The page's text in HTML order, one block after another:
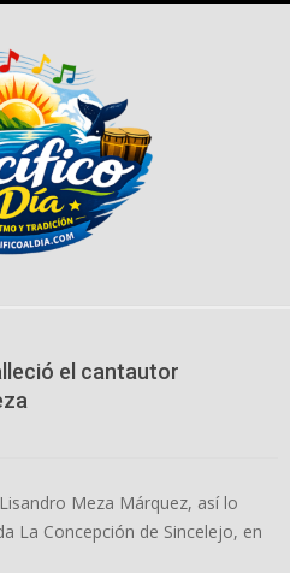
el cantautor
Meza Márquez, así lo
La Concepción de Sincelejo, en